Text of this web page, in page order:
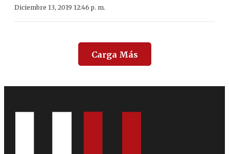
Diciembre 13, 2019 12:46 p. m.
Carga Más